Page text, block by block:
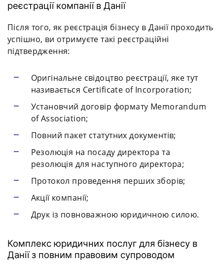
реєстрації компанії в Данії
Після того, як реєстрація бізнесу в Данії проходить
успішно, ви отримуєте такі реєстраційні
підтвердження:
Оригінальне свідоцтво реєстрації, яке тут
називається Certificate of Incorporation;
Установчий договір формату Memorandum
of Association;
Повний пакет статутних документів;
Резолюція на посаду директора та
резолюція для наступного директора;
Протокол проведення перших зборів;
Акції компанії;
Друк із повноважною юридичною силою.
Комплекс юридичних послуг для бізнесу в
Данії з повним правовим супроводом